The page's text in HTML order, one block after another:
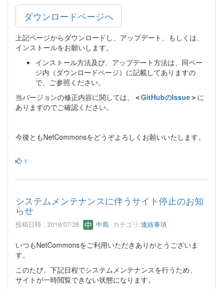
ダウンロードページへ
上記ページからダウンロードし、アップデート、もしくは、
インストールをお願いします。
インストール方法及び、アップデート方法は、同ペー
ジ内（ダウンロードページ）に記載してありますの
で、ご参照ください。
当バージョンの修正内容に関しては、
＜GitHubのIssue＞ に
ありますのでご確認ください。
今後ともNetCommonsをどうぞよろしくお願いいたします。
1
システムメンテナンスに伴うサイト停止のお知
らせ
投稿日時 : 2018/07/28 中島 カテゴリ:連絡事項
いつもNetCommonsをご利用いただきありがとうございま
す。
このたび、下記日程でシステムメンテナンスを行うため、
サイトが一時閲覧できない状態になります。